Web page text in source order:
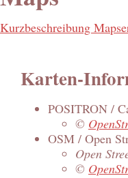
Kurzbeschreibung
Karten-
POSITRON /
©
OSM / Open
Open
©